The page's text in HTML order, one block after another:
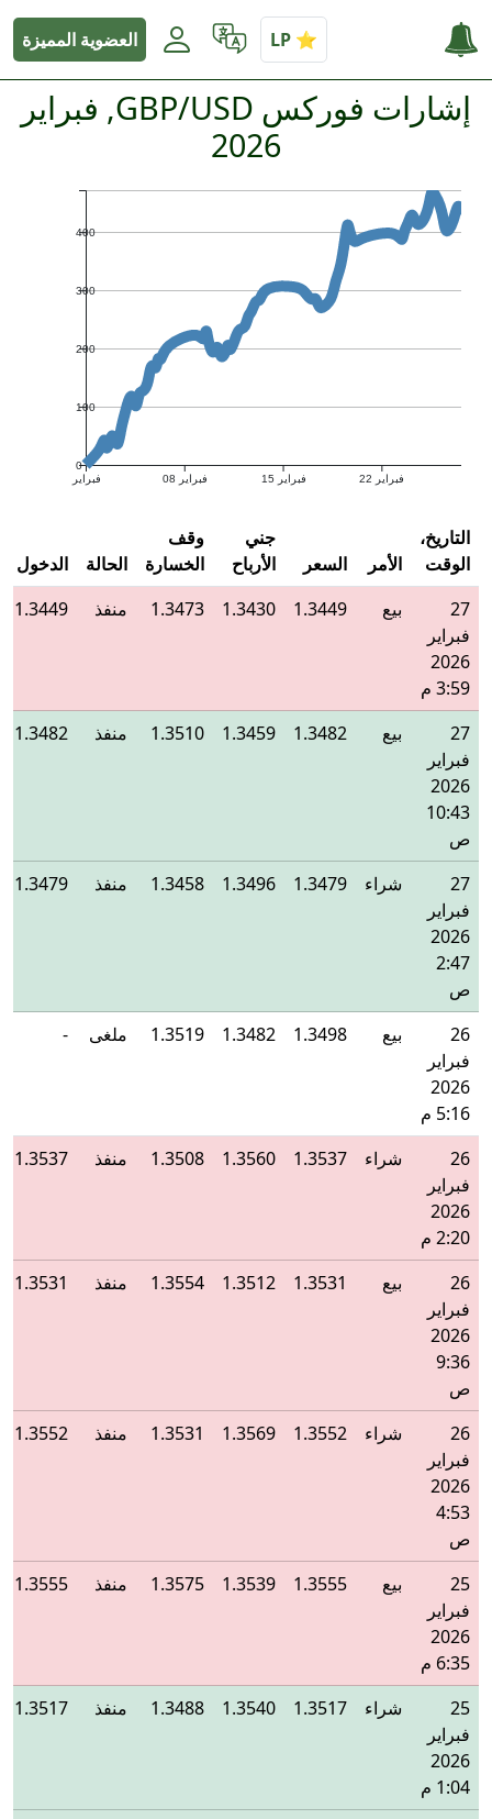
العضوية المميزة
إشارات فوركس GBP/USD, فبراير
2026
فبراير فبراير 08 فبراير 15 فبراير 22
0
100
200
300
400
التاريخ،
الوقت
الأمر السعر
جني
الأرباح
وقف
الخسارة
الحالة
الدخول
27
فبراير
2026
3:59 م
بيع 1.3449
1.3430
1.3473 منفذ 1.3449
27
فبراير
2026
10:43
ص
بيع 1.3482
1.3459
1.3510 منفذ 1.3482
27
فبراير
2026
2:47
ص
شراء 1.3479
1.3496
1.3458 منفذ 1.3479
26
فبراير
2026
5:16 م
بيع 1.3498
1.3482
1.3519 ملغى -
26
فبراير
2026
2:20 م
شراء 1.3537
1.3560
1.3508 منفذ 1.3537
26
فبراير
2026
9:36
ص
بيع 1.3531
1.3512
1.3554 منفذ 1.3531
26
فبراير
2026
4:53
ص
شراء 1.3552
1.3569
1.3531 منفذ 1.3552
25
فبراير
2026
6:35 م
بيع 1.3555
1.3539
1.3575 منفذ 1.3555
25
فبراير
2026
1:04 م
شراء 1.3517
1.3540
1.3488 منفذ 1.3517